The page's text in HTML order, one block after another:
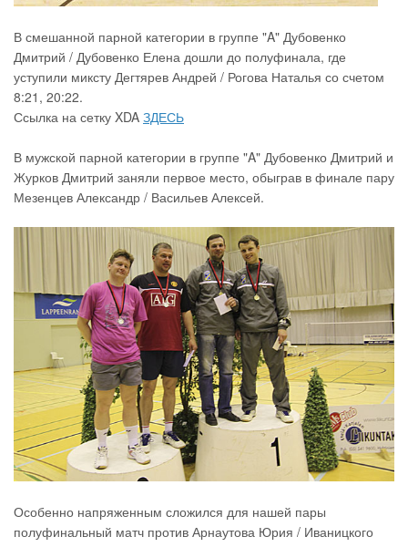
В смешанной парной категории в группе "A" Дубовенко
Дмитрий / Дубовенко Елена дошли до полуфинала, где
уступили миксту Дегтярев Андрей / Рогова Наталья со счетом
8:21, 20:22.
Ссылка на сетку XDA ЗДЕСЬ
В мужской парной категории в группе "A" Дубовенко Дмитрий и
Журков Дмитрий заняли первое место, обыграв в финале пару
Мезенцев Александр / Васильев Алексей.
Особенно напряженным сложился для нашей пары
полуфинальный матч против Арнаутова Юрия / Иваницкого